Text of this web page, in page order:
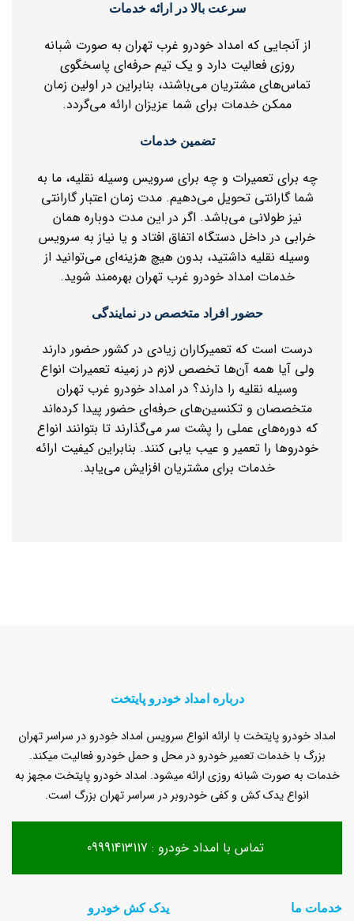
سرعت بالا در ارائه خدمات
از آنجایی که امداد خودرو غرب تهران به صورت شبانه
روزی فعالیت دارد و یک تیم حرفه‌ای پاسخگوی
تماس‌های مشتریان می‌باشند، بنابراین در اولین زمان
ممکن خدمات برای شما عزیزان ارائه می‌گردد.
تضمین خدمات
چه برای تعمیرات و چه برای سرویس وسیله نقلیه، ما به
شما گارانتی تحویل می‌دهیم. مدت زمان اعتبار گارانتی
نیز طولانی می‌باشد. اگر در این مدت دوباره همان
خرابی در داخل دستگاه اتفاق افتاد و یا نیاز به سرویس
وسیله نقلیه داشتید، بدون هیچ هزینه‌ای می‌توانید از
خدمات امداد خودرو غرب تهران بهره‌مند شوید.
حضور افراد متخصص در نمایندگی
درست است که تعمیرکاران زیادی در کشور حضور دارند
ولی آیا همه آن‌ها تخصص لازم در زمینه تعمیرات انواع
وسیله نقلیه را دارند؟ در امداد خودرو غرب تهران
متخصصان و تکنسین‌های حرفه‌ای حضور پیدا کرده‌اند
که دوره‌های عملی را پشت سر می‌گذارند تا بتوانند انواع
خودروها را تعمیر و عیب یابی کنند. بنابراین کیفیت ارائه
خدمات برای مشتریان افزایش می‌یابد.
درباره امداد خودرو پایتخت
امداد خودرو پایتخت با ارائه انواع سرویس امداد خودرو در سراسر تهران
بزرگ با خدمات تعمیر خودرو در محل و حمل خودرو فعالیت میکند.
خدمات به صورت شبانه روزی ارائه میشود. امداد خودرو پایتخت مجهز به
انواع یدک کش و کفی خودروبر در سراسر تهران بزرگ است.
تماس با امداد خودرو : 09991413117
خدمات ما یدک کش خودرو